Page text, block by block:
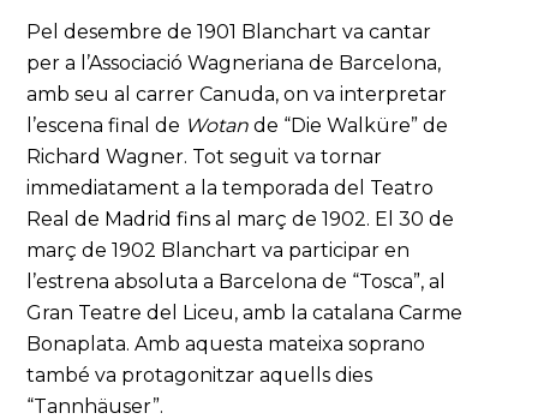
Pel desembre de 1901 Blanchart va cantar
per a l’Associació Wagneriana de Barcelona,
amb seu al carrer Canuda, on va interpretar
l’escena final de Wotan de “Die Walküre” de
Richard Wagner. Tot seguit va tornar
immediatament a la temporada del Teatro
Real de Madrid fins al març de 1902. El 30 de
març de 1902 Blanchart va participar en
l’estrena absoluta a Barcelona de “Tosca”, al
Gran Teatre del Liceu, amb la catalana Carme
Bonaplata. Amb aquesta mateixa soprano
també va protagonitzar aquells dies
“Tannhäuser”.